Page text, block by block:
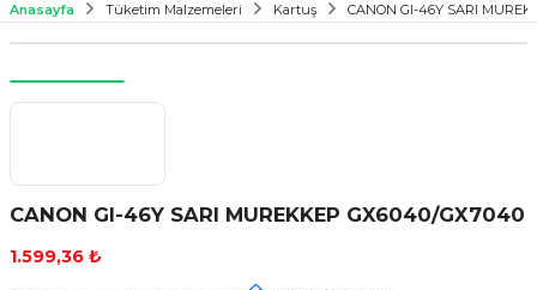
Anasayfa Tüketim Malzemeleri Kartuş CANON GI-46Y SARI
CANON GI-46Y SARI MUREKKEP GX6040/GX7040
1.599,36 ₺